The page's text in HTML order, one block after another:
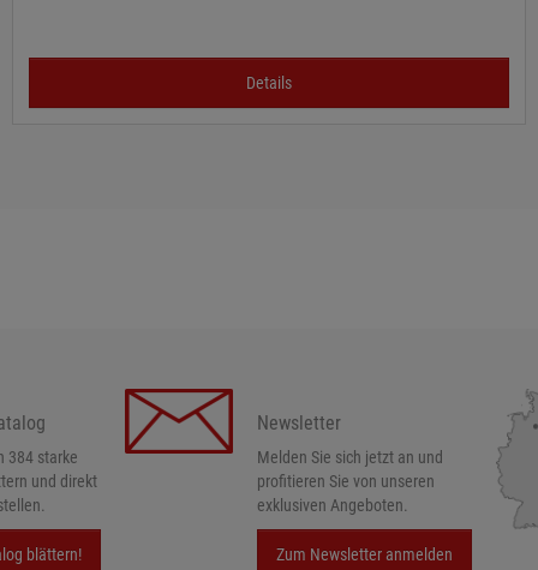
Details
384 starke
und direkt
blättern!
Newsletter
Melden Sie sich jetzt an und
profitieren Sie von unseren
exklusiven Angeboten.
Zum Newsletter anmelden